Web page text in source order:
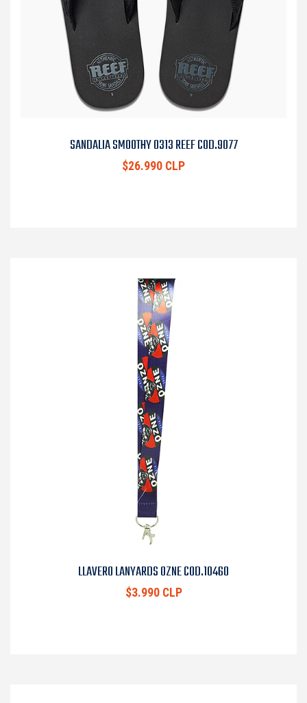
SANDALIA SMOOTHY 0313 REEF COD.9077
$26.990 CLP
LLAVERO LANYARDS OZNE COD.10460
$3.990 CLP